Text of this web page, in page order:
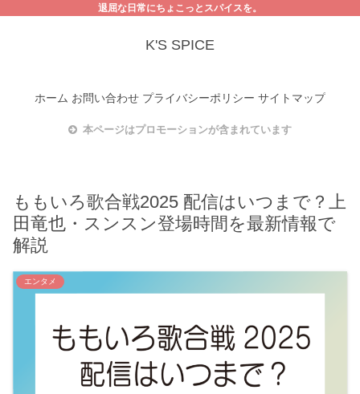
退屈な日常にちょこっとスパイスを。
K'S SPICE
ホーム お問い合わせ プライバシーポリシー サイトマップ
本ページはプロモーションが含まれています
ももいろ歌合戦2025 配信はいつまで？上
田竜也・スンスン登場時間を最新情報で
解説
エンタメ